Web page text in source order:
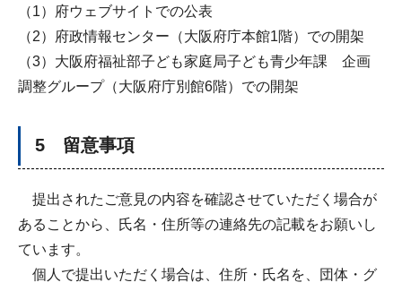
（1）府ウェブサイトでの公表
（2）府政情報センター（大阪府庁本館1階）での開架
（3）大阪府福祉部子ども家庭局子ども青少年課 企画
調整グループ（大阪府庁別館6階）での開架
5 留意事項
提出されたご意見の内容を確認させていただく場合が
あることから、氏名・住所等の連絡先の記載をお願いし
ています。
個人で提出いただく場合は、住所・氏名を、団体・グ